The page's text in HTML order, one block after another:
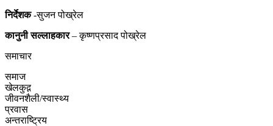
निर्देशक-सुजन पोख्रेल
कानुनी सल्लाहकार– कृष्णप्रसाद पोख्रेल
समाचार
समाज
खेलकुद़़
जीवनशैली/स्वास्थ्य
प्रवास
अन्तराष्ट्रिय